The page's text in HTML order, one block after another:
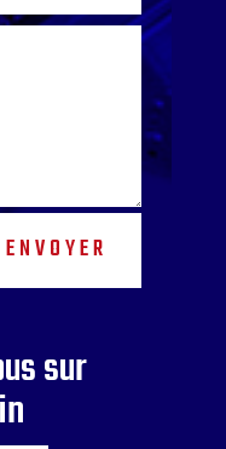
ENVOYER
sur